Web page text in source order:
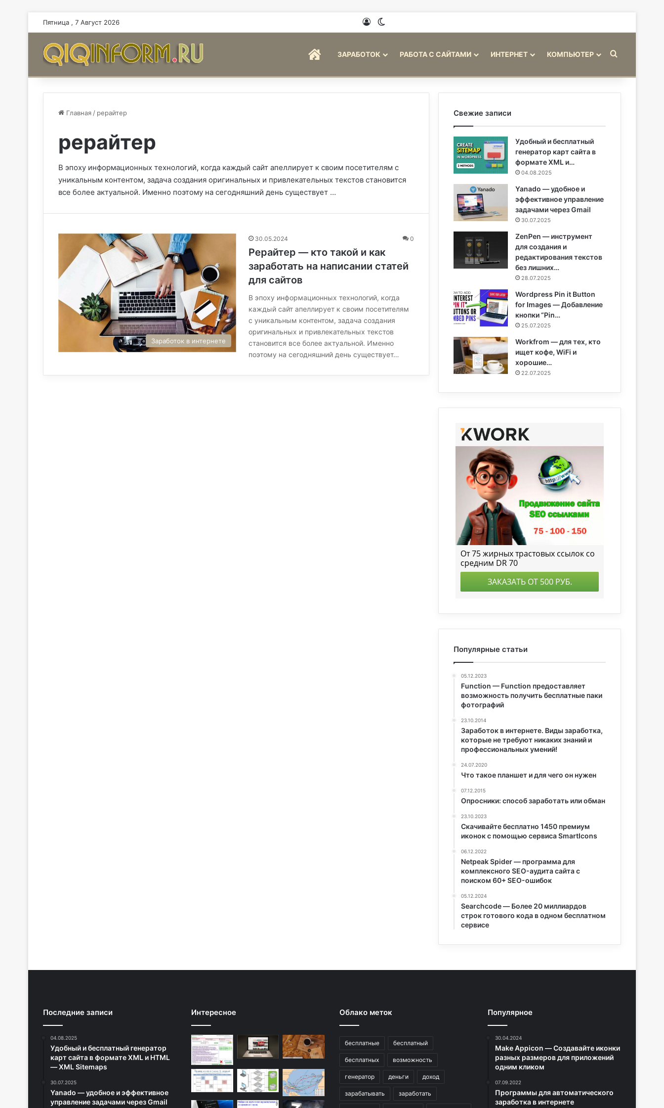
Пятница , 7 Август 2026 Войти
ГЛАВНАЯЗАРАБОТОК РАБОТА С САЙТАМИ ИНТЕРНЕТ КОМПЬЮТЕР
Главная / рерайтер
рерайтер
В эпоху информационных технологий, когда каждый сайт апеллирует к своим посетителям с
уникальным контентом, задача создания оригинальных и привлекательных текстов становится
все более актуальной. Именно поэтому на сегодняшний день существует …
Заработок в интернете
30.05.2024 0
Рерайтер — кто такой и как
заработать на написании статей
для сайтов
В эпоху информационных технологий, когда
каждый сайт апеллирует к своим посетителям
с уникальным контентом, задача создания
оригинальных и привлекательных текстов
становится все более актуальной. Именно
поэтому на сегодняшний день существует…
Свежие записи
Удобный и бесплатный
генератор карт сайта в
формате XML и…
04.08.2025
Yanado — удобное и
эффективное управление
задачами через Gmail
30.07.2025
ZenPen — инструмент
для создания и
редактирования текстов
без лишних…
28.07.2025
Wordpress Pin it Button
for Images — Добавление
кнопки “Pin…
25.07.2025
Workfrom — для тех, кто
ищет кофе, WiFi и
хорошие…
22.07.2025
Популярные статьи
05.12.2023
Function — Function предоставляет
возможность получить бесплатные паки
фотографий
23.10.2014
Заработок в интернете. Виды заработка,
которые не требуют никаких знаний и
профессиональных умений!
24.07.2020
Что такое планшет и для чего он нужен
07.12.2015
Опросники: способ заработать или обман
23.10.2023
Скачивайте бесплатно 1450 премиум
иконок с помощью сервиса SmartIcons
06.12.2022
Netpeak Spider — программа для
комплексного SEO-аудита сайта с
поиском 60+ SEO-ошибок
05.12.2024
Searchcode — Более 20 миллиардов
строк готового кода в одном бесплатном
сервисе
Последние записи
04.08.2025
Удобный и бесплатный генератор
карт сайта в формате XML и HTML
— XML Sitemaps
30.07.2025
Yanado — удобное и эффективное
управление задачами через Gmail
Интересное Облако меток
бесплатные бесплатный
бесплатных возможность
генератор деньги доход
зарабатывать заработать
Популярное
30.04.2024
Make Appicon — Создавайте иконки
разных размеров для приложений
одним кликом
07.09.2022
Программы для автоматического
заработка в интернете